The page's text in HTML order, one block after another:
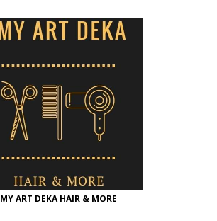
MY ART DEKA HAIR & MORE